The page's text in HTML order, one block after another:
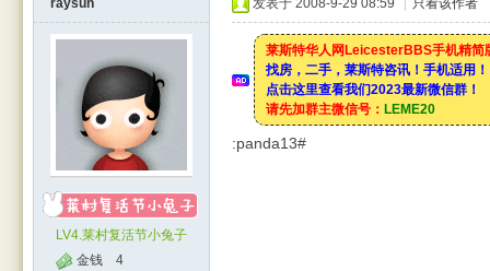
raysun
LV4.莱村复活节小兔子
金钱
4
发表于 2008-9-29 08:59 只看该作者
莱斯特华人网LeicesterBBS手机精简
找房，二手，莱斯特咨讯！手机适用！
点击这里查看我们2023最新微信群！
请先加群主微信号： LEME20
:panda13#